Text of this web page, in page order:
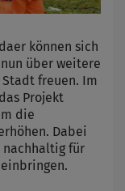
können sich
über weitere
freuen. Im
Projekt
die
Dabei
nachhaltig für